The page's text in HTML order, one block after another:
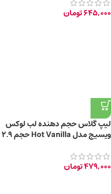
645,000تومان
لیپ گلاس حجم دهنده لب لوکس
ویسیج مدل Hot Vanilla حجم 2.9
479,000تومان